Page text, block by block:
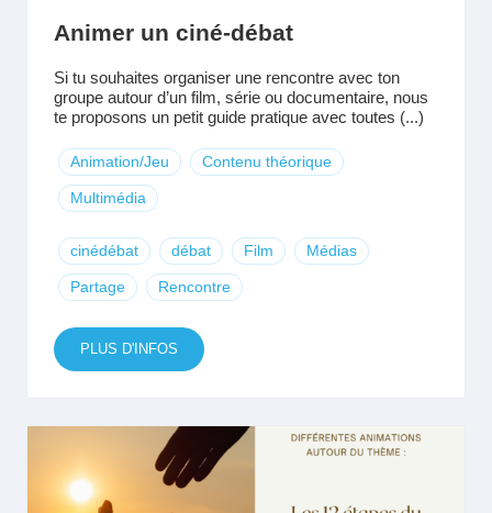
Animer un ciné-débat
Si tu souhaites organiser une rencontre avec ton
groupe autour d’un film, série ou documentaire, nous
te proposons un petit guide pratique avec toutes (...)
Animation/Jeu Contenu théorique
Multimédia
cinédébat débat Film Médias
Partage Rencontre
PLUS D'INFOS